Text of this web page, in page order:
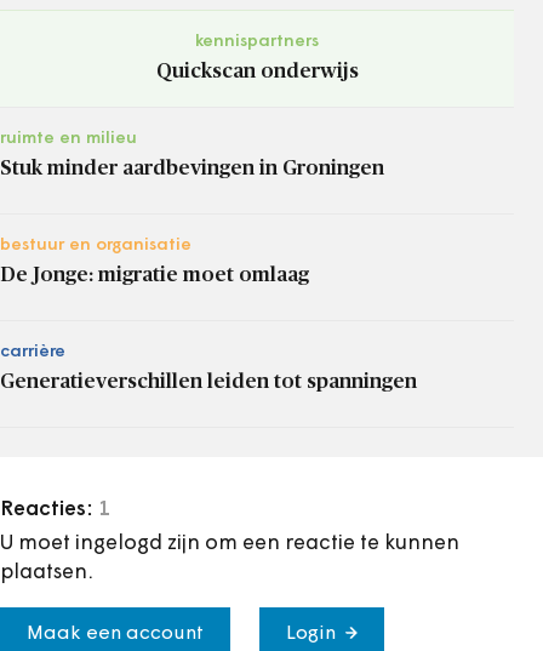
kennispartners
Quickscan onderwijs
ruimte en milieu
Stuk minder aardbevingen in Groningen
bestuur en organisatie
De Jonge: migratie moet omlaag
carrière
Generatieverschillen leiden tot spanningen
Reacties: 1
U moet ingelogd zijn om een reactie te kunnen
plaatsen.
Maak een account Login